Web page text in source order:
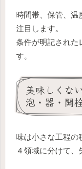
時間帯、保管、温
注目します。
条件が明記された
す。
美味しくな
泡・器・開
味は小さな工程の
４領域に分けて、